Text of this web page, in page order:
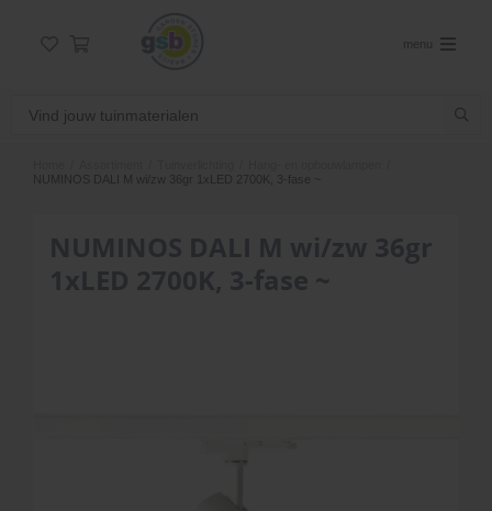
menu
NUMINOS DALI M wi/zw 36gr 1xLED 2700K, 3-fase ~